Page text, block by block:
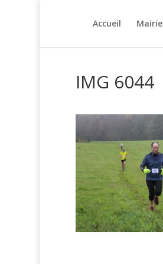
Accueil Mairie
IMG 6044